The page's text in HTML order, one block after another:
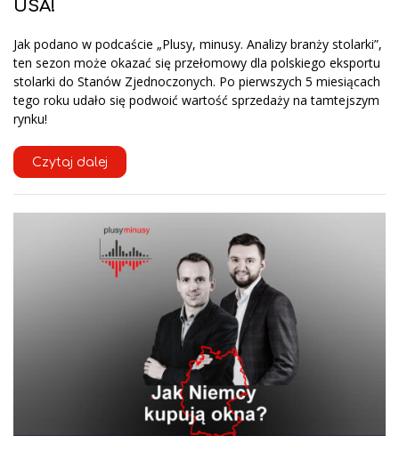
USA!
Jak podano w podcaście „Plusy, minusy. Analizy branży stolarki”,
ten sezon może okazać się przełomowy dla polskiego eksportu
stolarki do Stanów Zjednoczonych. Po pierwszych 5 miesiącach
tego roku udało się podwoić wartość sprzedaży na tamtejszym
rynku!
Czytaj dalej